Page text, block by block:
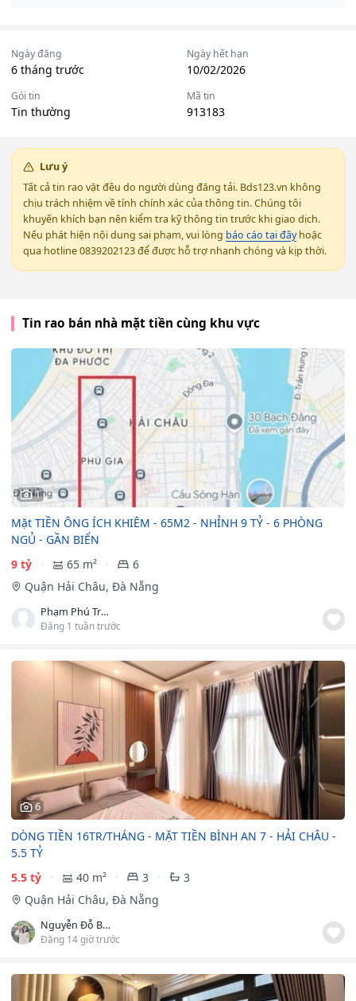
Ngày đăng
6 tháng trước
Ngày hết hạn
10/02/2026
Gói tin
Tin thường
Mã tin
913183
Lưu ý
Tất cả tin rao vặt đều do người dùng đăng tải. Bds123.vn không
chịu trách nhiệm về tính chính xác của thông tin. Chúng tôi
khuyến khích bạn nên kiểm tra kỹ thông tin trước khi giao dịch.
Nếu phát hiện nội dung sai phạm, vui lòng báo cáo tại đâyhoặc
qua hotline 0839202123 để được hỗ trợ nhanh chóng và kịp thời.
Tin rao bán nhà mặt tiền cùng khu vực
1
Mặt TIỀN ÔNG ÍCH KHIÊM - 65M2 - NHỈNH 9 TỶ - 6 PHÒNG
NGỦ - GẦN BIỂN
9 tỷ
65 m²
6
Quận Hải Châu, Đà Nẵng
Phạm Phú Trọng
Đăng 1 tuần trước
6
DÒNG TIỀN 16TR/THÁNG - MẶT TIỀN BÌNH AN 7 - HẢI CHÂU -
5.5 TỶ
5.5 tỷ
40 m² 3
3
Quận Hải Châu, Đà Nẵng
Nguyễn Đỗ Bảo Ngân
Đăng 14 giờ trước